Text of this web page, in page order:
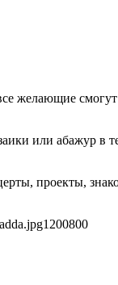
желающие
или абажур
проекты,
1200800